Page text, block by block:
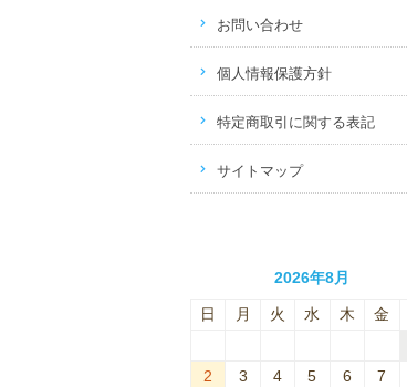
お問い合わせ
個人情報保護方針
特定商取引に関する表記
サイトマップ
2026年8月
日 月 火 水 木 金
2
3 4 5 6 7